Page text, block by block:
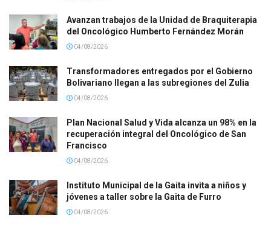
Avanzan trabajos de la Unidad de Braquiterapia
del Oncológico Humberto Fernández Morán
04/08/2026
Transformadores entregados por el Gobierno
Bolivariano llegan a las subregiones del Zulia
04/08/2026
Plan Nacional Salud y Vida alcanza un 98% en la
recuperación integral del Oncológico de San
Francisco
04/08/2026
Instituto Municipal de la Gaita invita a niños y
jóvenes a taller sobre la Gaita de Furro
04/08/2026